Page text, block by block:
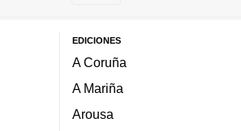
EDICIONES
A Coruña
A Mariña
Arousa